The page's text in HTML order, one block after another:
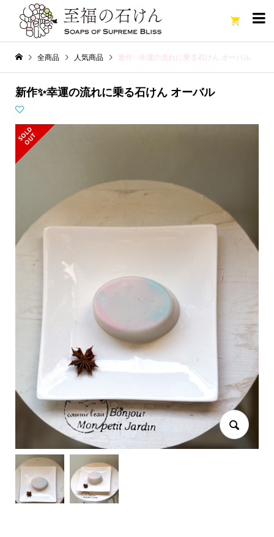

全商品 人気商品 新作✨幸運の流れに乗る石けん オーバル
新作✨幸運の流れに乗る石けん オーバル
S
O
L
D
O
U
T